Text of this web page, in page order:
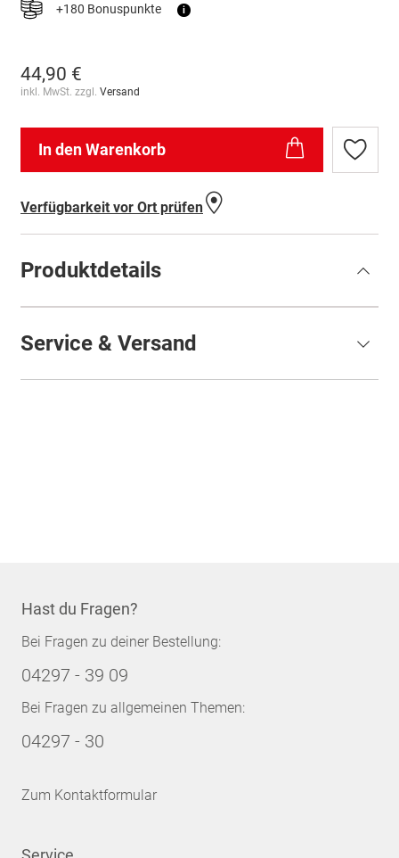
+180 Bonuspunkte i
44,90 €
inkl. MwSt. zzgl. Versand
In den Warenkorb
Zur
Verfügbarkeit vor Ort prüfen
Produktdetails
Service & Versand
Hast du Fragen?
Bei Fragen zu deiner Bestellung:
04297 - 39 09
Bei Fragen zu allgemeinen Themen:
04297 - 30
Zum Kontaktformular